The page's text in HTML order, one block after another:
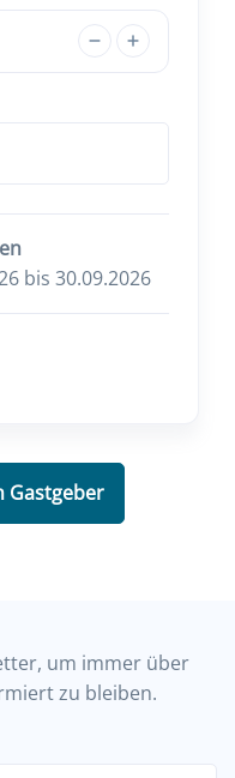
bis 30.09.2026
Gastgeber
um immer über
zu bleiben.